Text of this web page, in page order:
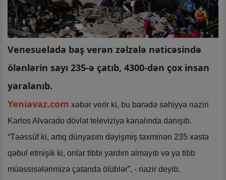
Venesuelada baş verən zəlzələ nəticəsində
ölənlərin sayı 235-ə çatıb, 4300-dən çox insan
yaralanıb.
Yeniavaz.com xəbər verir ki, bu barədə səhiyyə naziri
Karlos Alvarado dövlət televiziya kanalında danışıb.
“Təəssüf ki, artıq dünyasını dəyişmiş təxminən 235 xəstə
qəbul etmişik ki, onlar tibbi yardım almayıb və ya tibb
müəssisələrimizə çatanda ölüblər”, - nazir deyib.